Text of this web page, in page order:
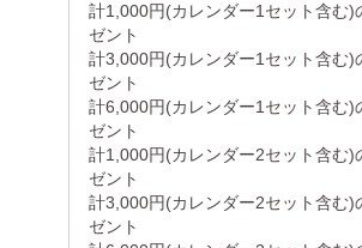
計1,000円(カレンダー1セット含む)
ゼント
計3,000円(カレンダー1セット含む)
ゼント
計6,000円(カレンダー1セット含む)
ゼント
計1,000円(カレンダー2セット含む)
ゼント
計3,000円(カレンダー2セット含む)
ゼント